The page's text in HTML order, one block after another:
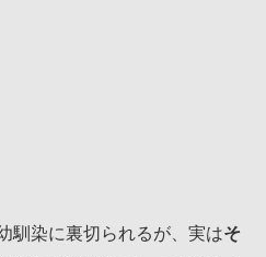
馴染に裏切られるが、実はそ